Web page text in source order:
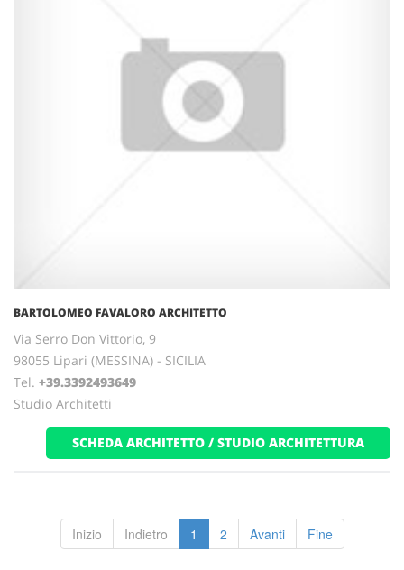
BARTOLOMEO FAVALORO ARCHITETTO
Via Serro Don Vittorio, 9
98055 Lipari (MESSINA) - SICILIA
Tel. +39.3392493649
Studio Architetti
SCHEDA ARCHITETTO / STUDIO ARCHITETTURA
Inizio Indietro 1 2 Avanti Fine